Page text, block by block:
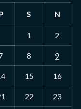
S N
1 2
8 9
15 16
22 23